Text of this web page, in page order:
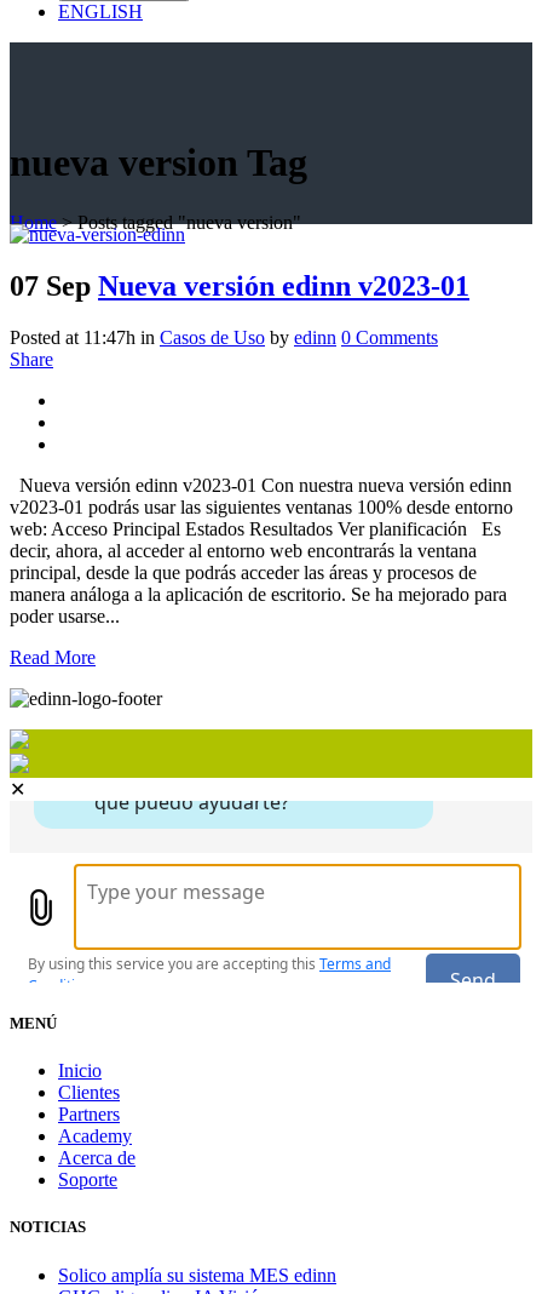
ENGLISH
nueva version Tag
Home>Posts tagged "nueva version"
07 Sep Nueva versión edinn v2023-01
Posted at 11:47h in Casos de Uso by edinn 0 Comments
Share
Nueva versión edinn v2023-01 Con nuestra nueva versión edinn
v2023-01 podrás usar las siguientes ventanas 100% desde entorno
web: Acceso Principal Estados Resultados Ver planificación Es
decir, ahora, al acceder al entorno web encontrarás la ventana
principal, desde la que podrás acceder las áreas y procesos de
manera análoga a la aplicación de escritorio. Se ha mejorado para
poder usarse...
Read More
✕
MENÚ
Inicio
Clientes
Partners
Academy
Acerca de
Soporte
NOTICIAS
Solico amplía su sistema MES edinn